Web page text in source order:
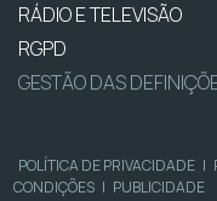
RÁDIO E TELEVISÃO
RGPD
GESTÃO DAS
POLÍTICA DE PRIVACIDADE |
CONDIÇÕES | PUBLICIDADE